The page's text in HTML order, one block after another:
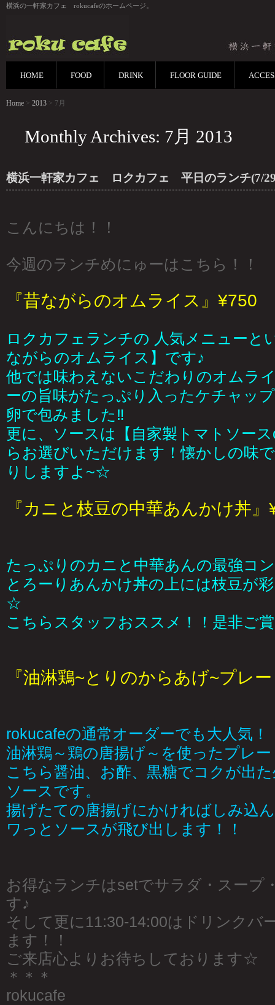
横浜の一軒家カフェ rokucafeのホームページ。
HOME FOOD DRINK FLOOR GUIDE
Home > 2013 > 7月
Monthly Archives: 7月 2013
横浜一軒家カフェ ロクカフェ 平日のランチ(7/
こんにちは！！
今週のランチめにゅーはこちら！！
『昔ながらのオムライス』¥750
ロクカフェランチの 人気メニューと
ながらのオムライス】です♪
他では味わえないこだわりのオムラ
ーの旨味がたっぷり入ったケチャッ
卵で包みました‼
更に、ソースは【自家製トマトソー
らお選びいただけます！懐かしの味
りしますよ~☆
『カニと枝豆の中華あんかけ丼』
たっぷりのカニと中華あんの最強コ
とろーりあんかけ丼の上には枝豆が
☆
こちらスタッフおススメ！！是非ご
『油淋鶏~とりのからあげ~プレ
rokucafeの通常オーダーでも大人気！
油淋鶏～鶏の唐揚げ～を使ったプレ
こちら醤油、お酢、黒糖でコクが出
ソースです。
揚げたての唐揚げにかければしみ込
ワっとソースが飛び出します！！
お得なランチはsetでサラダ・スープ
す♪
そして更に11:30-14:00はドリンクバ
ます！！
ご来店心よりお待ちしております☆
＊＊＊
rokucafe